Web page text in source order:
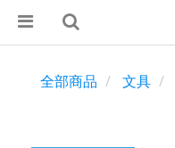
全部商品 文具